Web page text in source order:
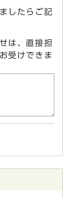
したらご記
は、直接担
受けできま